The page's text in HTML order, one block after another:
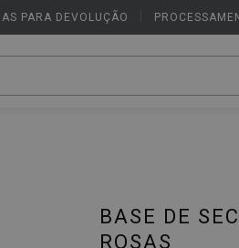
PARA DEVOLUÇÃO
BASE DE
ROSAS